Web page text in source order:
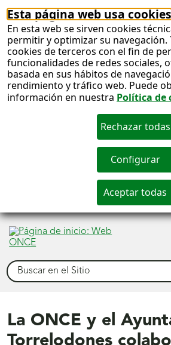
Esta página web usa cookies
En esta web se sirven cookies
permitir y optimizar su navegación.
cookies de terceros con el fin de
funcionalidades de redes sociales,
basada en sus hábitos de
rendimiento y tráfico web. Puede
información en nuestra Política de
Buscar
La ONCE y el
Torrelodones